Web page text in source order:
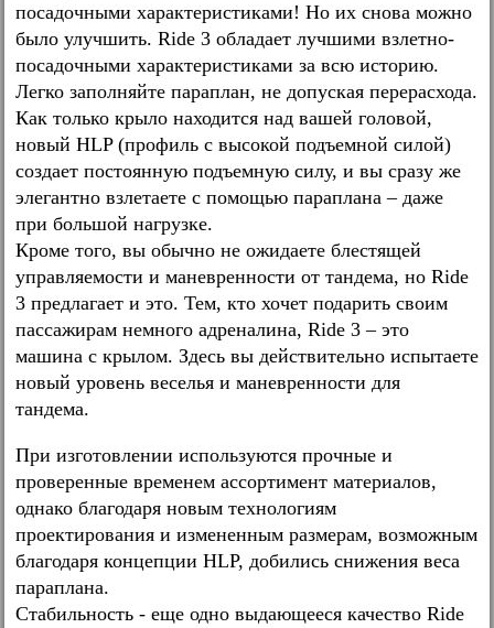
посадочными характеристиками! Но их снова можно
было улучшить. Ride 3 обладает лучшими взлетно-
посадочными характеристиками за всю историю.
Легко заполняйте параплан, не допуская перерасхода.
Как только крыло находится над вашей головой,
новый HLP (профиль с высокой подъемной силой)
создает постоянную подъемную силу, и вы сразу же
элегантно взлетаете с помощью параплана – даже
при большой нагрузке.
Кроме того, вы обычно не ожидаете блестящей
управляемости и маневренности от тандема, но Ride
3 предлагает и это. Тем, кто хочет подарить своим
пассажирам немного адреналина, Ride 3 – это
машина с крылом. Здесь вы действительно испытаете
новый уровень веселья и маневренности для
тандема.
При изготовлении используются прочные и
проверенные временем ассортимент материалов,
однако благодаря новым технологиям
проектирования и измененным размерам, возможным
благодаря концепции HLP, добились снижения веса
параплана.
Стабильность - еще одно выдающееся качество Ride